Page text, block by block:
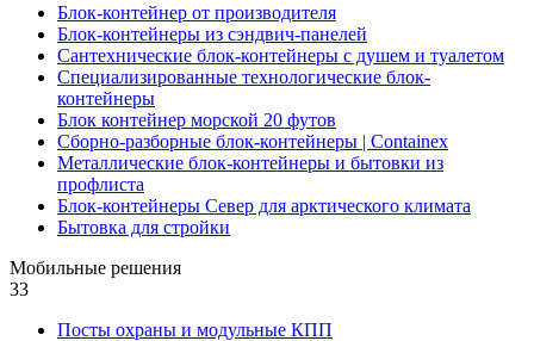
Блок-контейнер от производителя
Блок-контейнеры из сэндвич-панелей
Сантехнические блок-контейнеры с душем и туалетом
Специализированные технологические блок-
контейнеры
Блок контейнер морской 20 футов
Сборно-разборные блок-контейнеры | Containex
Металлические блок-контейнеры и бытовки из
профлиста
Блок-контейнеры Север для арктического климата
Бытовка для стройки
Мобильные решения
33
Посты охраны и модульные КПП